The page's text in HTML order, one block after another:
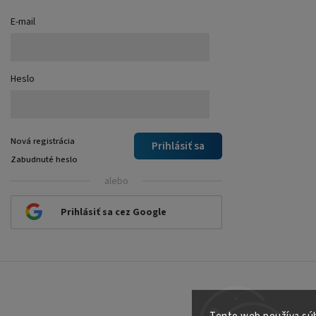
E-mail
Heslo
Prihlásiť sa
Nová registrácia
Zabudnuté heslo
alebo
Prihlásiť sa cez Google